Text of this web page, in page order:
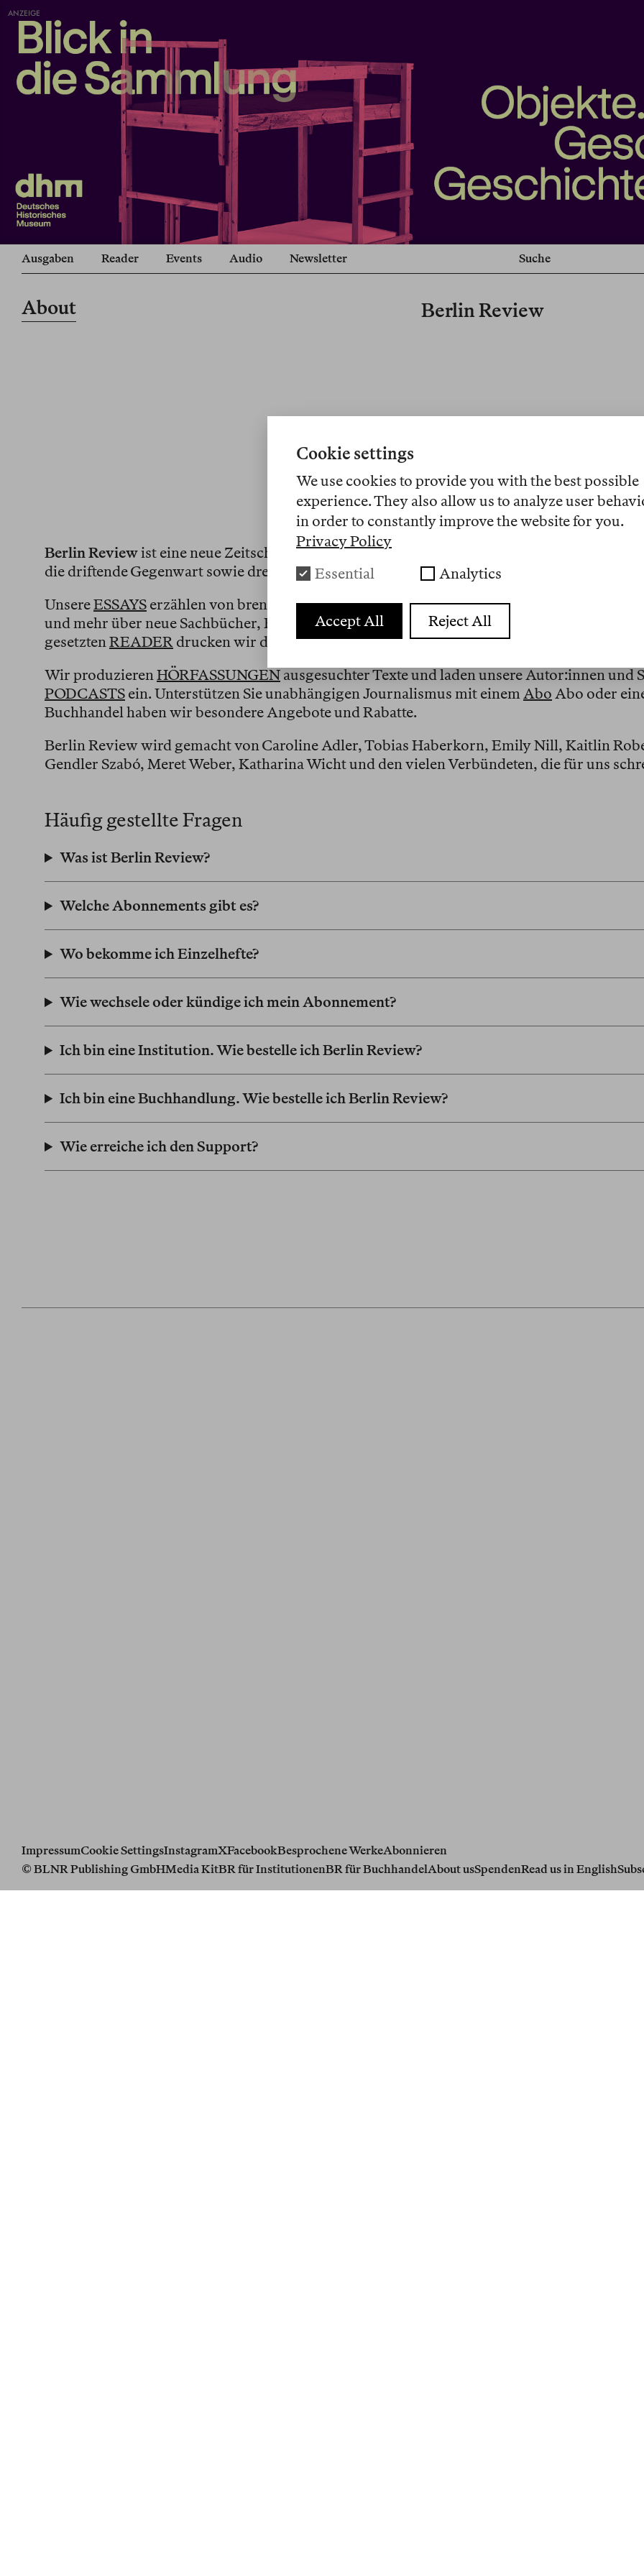
ANZEIGE
Ausgaben Reader Events Audio Newsletter Suche
About Berlin Review
Berlin Reviewist eine neue Zeitschrift für Bücher und Ideen. Seit Februar 2024
die driftende Gegenwart sowie drei gedruckteReader
UnsereESSAYS erzählen von brennenden Themen, weitschweifig und subjektiv, literarisch
und mehr über neue Sachbücher, Romane und Filme. UnsereMEMOS
sind situative
gesetztenREADER drucken wir die besten Lesestücke im Dialog mit fotografischen
Wir produzierenHÖRFASSUNGEN ausgesuchter Texte und laden unsere Autor:innen und
PODCASTS ein. Unterstützen Sie unabhängigen Journalismus mit einemAbo Abo oder
Buchhandel haben wir besondere Angebote und Rabatte.
Berlin Review wird gemacht von Caroline Adler, Tobias Haberkorn, Emily Nill, Kaitlin
Gendler Szabó, Meret Weber, Katharina Wicht und den vielen Verbündeten, die für uns
Häufig gestellte Fragen
Was ist Berlin Review?
Welche Abonnements gibt es?
Wo bekomme ich Einzelhefte?
Wie wechsele oder kündige ich mein Abonnement?
Ich bin eine Institution. Wie bestelle ich Berlin Review?
Ich bin eine Buchhandlung. Wie bestelle ich Berlin Review?
Wie erreiche ich den Support?
ImpressumCookie SettingsInstagramXFacebookBesprochene WerkeAbonnieren
© BLNR Publishing GmbHMedia KitBR für InstitutionenBR für BuchhandelAbout usSpendenRead us in English
Cookie settings
We use cookies to provide you with the best possible
experience. They also allow us to analyze user
in order to constantly improve the website for you.
Privacy Policy
Essential
Analytics
Accept All Reject All